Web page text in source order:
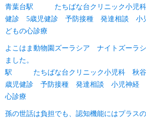
青葉台駅 たちばな台クリニック小
健診 5歳児健診 予防接種 発達相談 小
どもの心診療
よこはま動物園ズーラシア ナイトズーラ
ました。 青葉
駅 たちばな台クリニック小児科
歳児健診 予防接種 発達相談 小児神経
心診療
孫の世話は負担でも、認知機能にはプラス